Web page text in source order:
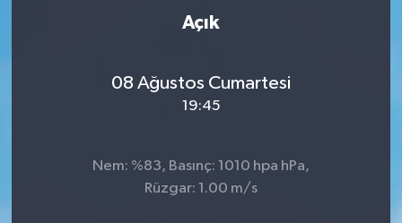
Açık
08 Ağustos Cumartesi
19:45
Nem: %83, Basınç: 1010 hpa hPa,
Rüzgar: 1.00 m/s